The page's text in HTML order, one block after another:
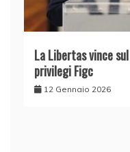
La Libertas vince
privilegi Figc
12 Gennaio 2026